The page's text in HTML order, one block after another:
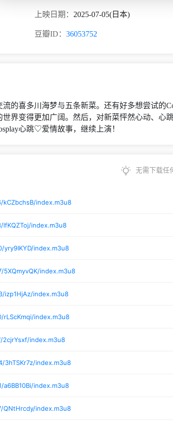
上映日期： 2025-07-05(日本)
豆瓣ID： 36053752
的喜多川海梦与五条新菜。还有好多想尝试的
世界变得更加广阔。然后，对新菜怦然心动、
心跳♡爱情故事，继续上演！
无需下载任
index.m3u8
index.m3u8
yry9IKYD/index.m3u8
index.m3u8
izp1HjAz/index.m3u8
index.m3u8
2cjrYsxf/index.m3u8
3hTSKr7z/index.m3u8
index.m3u8
QNtHrcdy/index.m3u8